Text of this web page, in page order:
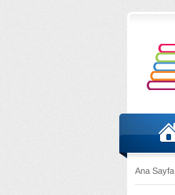
Ana Sayfa